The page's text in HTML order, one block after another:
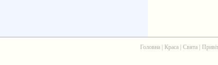
Головна| Краса| Свята|